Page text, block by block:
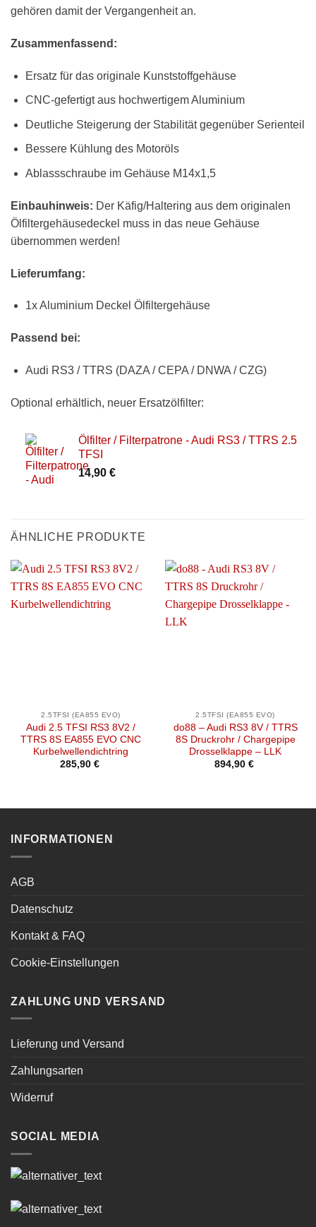
gehören damit der Vergangenheit an.
Zusammenfassend:
Ersatz für das originale Kunststoffgehäuse
CNC-gefertigt aus hochwertigem Aluminium
Deutliche Steigerung der Stabilität gegenüber Serienteil
Bessere Kühlung des Motoröls
Ablassschraube im Gehäuse M14x1,5
Einbauhinweis: Der Käfig/Haltering aus dem originalen
Ölfiltergehäusedeckel muss in das neue Gehäuse
übernommen werden!
Lieferumfang:
1x Aluminium Deckel Ölfiltergehäuse
Passend bei:
Audi RS3 / TTRS (DAZA / CEPA / DNWA / CZG)
Optional erhältlich, neuer Ersatzölfilter:
Ölfilter / Filterpatrone - Audi RS3 / TTRS 2.5
TFSI
14,90 €
ÄHNLICHE PRODUKTE
2.5TFSI (EA855 EVO)
Audi 2.5 TFSI RS3 8V2 /
TTRS 8S EA855 EVO CNC
Kurbelwellendichtring
285,90 €
2.5TFSI (EA855 EVO)
do88 – Audi RS3 8V / TTRS
8S Druckrohr / Chargepipe
Drosselklappe – LLK
894,90 €
INFORMATIONEN
AGB
Datenschutz
Kontakt & FAQ
Cookie-Einstellungen
ZAHLUNG UND VERSAND
Lieferung und Versand
Zahlungsarten
Widerruf
SOCIAL MEDIA